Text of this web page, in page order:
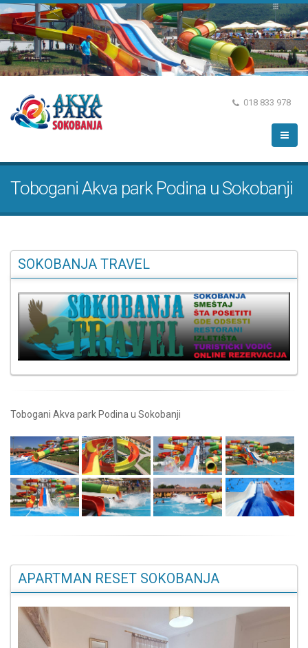
018 833 978
Tobogani Akva park Podina u Sokobanji
SOKOBANJA TRAVEL
Tobogani Akva park Podina u Sokobanji
APARTMAN RESET SOKOBANJA